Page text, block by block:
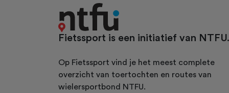
Fietssport is een initiatief van NTFU.
Op Fietssport vind je het meest complete
overzicht van toertochten en routes van
wielersportbond NTFU.